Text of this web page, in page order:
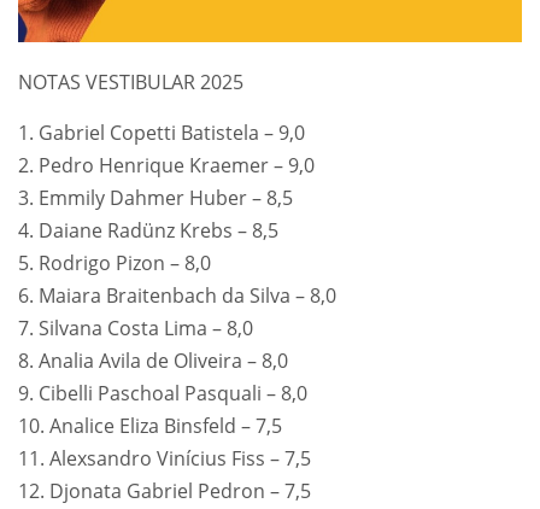
NOTAS VESTIBULAR 2025
1. Gabriel Copetti Batistela – 9,0
2. Pedro Henrique Kraemer – 9,0
3. Emmily Dahmer Huber – 8,5
4. Daiane Radünz Krebs – 8,5
5. Rodrigo Pizon – 8,0
6. Maiara Braitenbach da Silva – 8,0
7. Silvana Costa Lima – 8,0
8. Analia Avila de Oliveira – 8,0
9. Cibelli Paschoal Pasquali – 8,0
10. Analice Eliza Binsfeld – 7,5
11. Alexsandro Vinícius Fiss – 7,5
12. Djonata Gabriel Pedron – 7,5